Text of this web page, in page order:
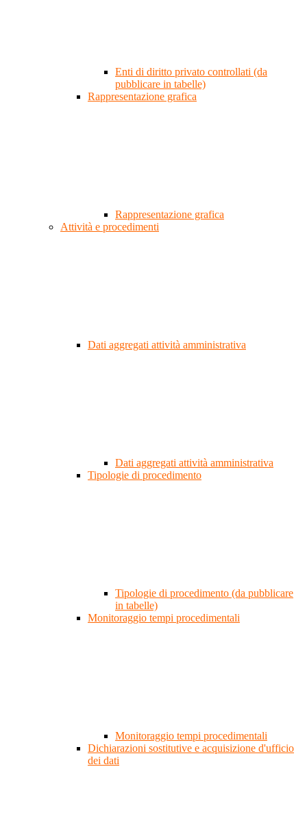
Enti di diritto privato controllati (da
pubblicare in tabelle)
Rappresentazione grafica
Rappresentazione grafica
Attività e procedimenti
Dati aggregati attività amministrativa
Dati aggregati attività amministrativa
Tipologie di procedimento
Tipologie di procedimento (da pubblicare
in tabelle)
Monitoraggio tempi procedimentali
Monitoraggio tempi procedimentali
Dichiarazioni sostitutive e acquisizione d'ufficio
dei dati